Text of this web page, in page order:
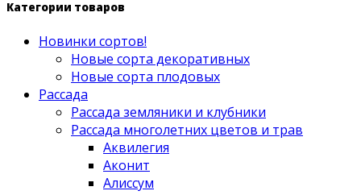
Категории товаров
Новинки сортов!
Новые сорта декоративных
Новые сорта плодовых
Рассада
Рассада земляники и клубники
Рассада многолетних цветов и трав
Аквилегия
Аконит
Алиссум